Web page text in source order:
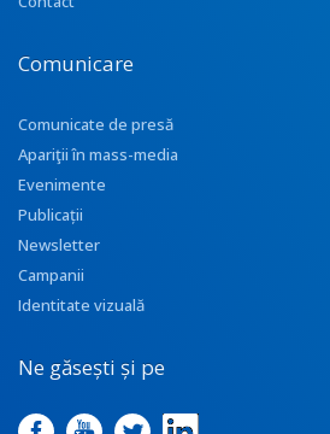
Comunicare
Comunicate de presă
Apariţii în mass-media
Evenimente
Publicații
Newsletter
Campanii
Identitate vizuală
Ne găsești și pe